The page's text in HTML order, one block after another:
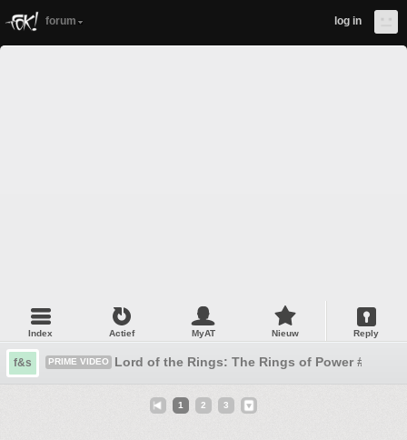
forum log in
Index Actief MyAT Nieuw Reply
f&s PRIME VIDEO Lord of the Rings: The Rings of Power #6
1 2 3